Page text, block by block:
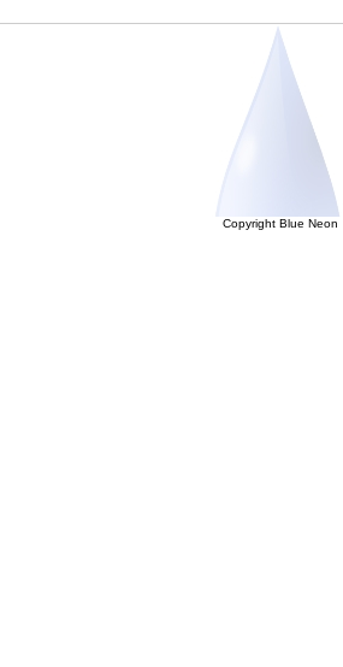
Copyright Blue Neon